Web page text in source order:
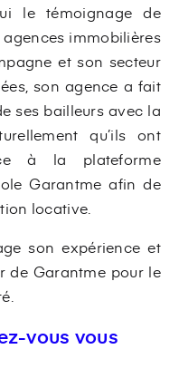
le témoignage de
immobilières
et son secteur
son agence a fait
ses bailleurs avec la
qu’ils ont
à la plateforme
Garantme afin de
locative.
son expérience et
de Garantme pour le
vous vous